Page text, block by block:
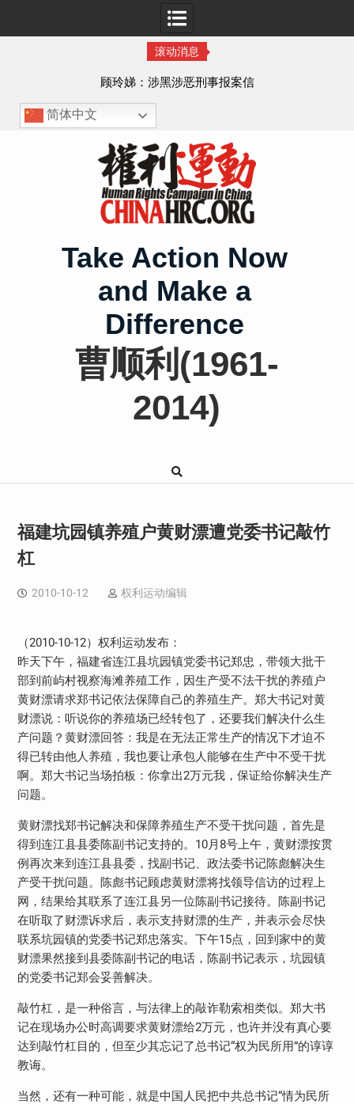
滚动消息
顾玲娣：涉黑涉恶刑事报案信
简体中文
Take Action Now
and Make a
Difference
曹顺利(1961-
2014)
福建坑园镇养殖户黄财漂遭党委书记敲竹
杠
2010-10-12 权利运动编辑
（2010-10-12）权利运动发布：
昨天下午，福建省连江县坑园镇党委书记郑忠，带领大批干
部到前屿村视察海滩养殖工作，因生产受不法干扰的养殖户
黄财漂请求郑书记依法保障自己的养殖生产。郑大书记对黄
财漂说：听说你的养殖场已经转包了，还要我们解决什么生
产问题？黄财漂回答：我是在无法正常生产的情况下才迫不
得已转由他人养殖，我也要让承包人能够在生产中不受干扰
啊。郑大书记当场拍板：你拿出2万元我，保证给你解决生产
问题。
黄财漂找郑书记解决和保障养殖生产不受干扰问题，首先是
得到连江县县委陈副书记支持的。10月8号上午，黄财漂按贯
例再次来到连江县县委，找副书记、政法委书记陈彪解决生
产受干扰问题。陈彪书记顾虑黄财漂将找领导信访的过程上
网，结果给其联系了连江县另一位陈副书记接待。陈副书记
在听取了财漂诉求后，表示支持财漂的生产，并表示会尽快
联系坑园镇的党委书记郑忠落实。下午15点，回到家中的黄
财漂果然接到县委陈副书记的电话，陈副书记表示，坑园镇
的党委书记郑会妥善解决。
敲竹杠，是一种俗言，与法律上的敲诈勒索相类似。郑大书
记在现场办公时高调要求黄财漂给2万元，也许并没有真心要
达到敲竹杠目的，但至少其忘记了总书记“权为民所用”的谆谆
教诲。
当然，还有一种可能，就是中国人民把中共总书记“情为民所